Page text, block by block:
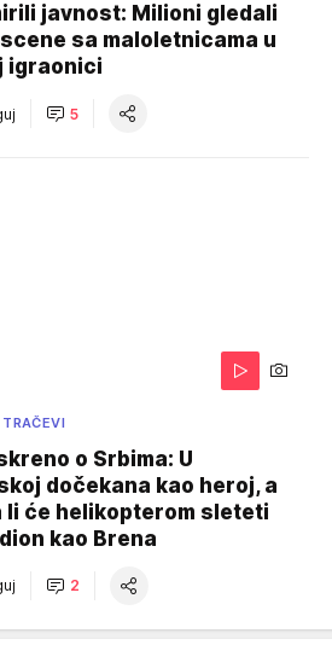
javnost: Milioni gledali
sa maloletnicama u
igraonici
5
o Srbima: U
dočekana kao heroj, a
li će helikopterom sleteti
kao Brena
2